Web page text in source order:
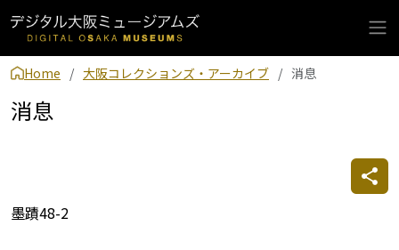
Home 大阪コレクションズ・アーカイブ 消息
消息
墨蹟48-2